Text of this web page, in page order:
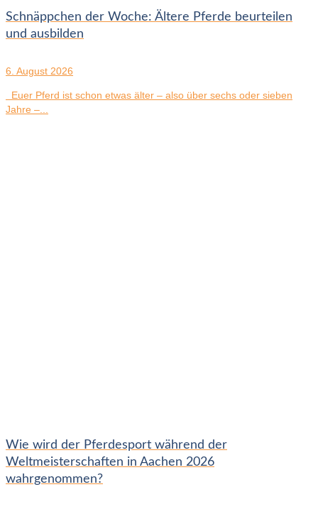
Schnäppchen der Woche: Ältere Pferde beurteilen
und ausbilden
6. August 2026
Euer Pferd ist schon etwas älter – also über sechs oder sieben
Jahre –...
Wie wird der Pferdesport während der
Weltmeisterschaften in Aachen 2026
wahrgenommen?